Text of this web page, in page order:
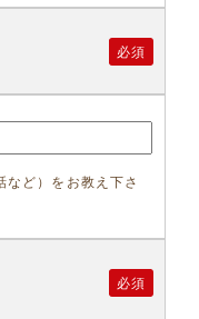
必須
ど）をお教え下さ
必須